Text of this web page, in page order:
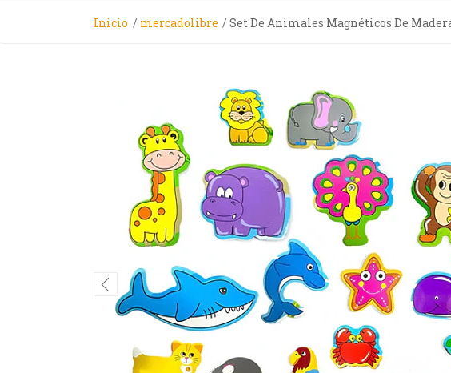
Inicio mercadolibre Set De Animales Magnéticos De